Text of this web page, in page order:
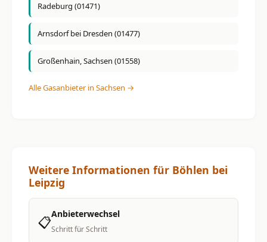
Radeburg (01471)
Arnsdorf bei Dresden (01477)
Großenhain, Sachsen (01558)
Alle Gasanbieter in Sachsen →
Weitere Informationen für Böhlen bei
Leipzig
📋Anbieterwechsel
Schritt für Schritt